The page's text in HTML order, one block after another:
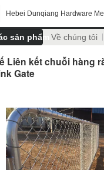
Hebei Dunqiang Hardware
sản phẩm Về chúng tôi
Liên kết chuỗi hàng
Gate